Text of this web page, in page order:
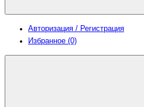
Авторизация / Регистрация
Избранное (0)